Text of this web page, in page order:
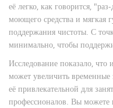
её легко, как говорится,
моющего средства и мягкая
поддержания чистоты. С
минимально, чтобы
Исследование показало, что
может увеличить временные
её привлекательной для
профессионалов. Вы можете